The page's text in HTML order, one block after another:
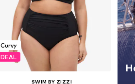
Curvy
DEAL
SWIM BY ZIZZI